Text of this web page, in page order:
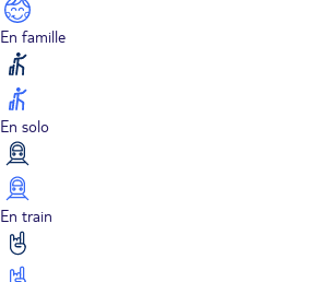
En famille
En solo
En train